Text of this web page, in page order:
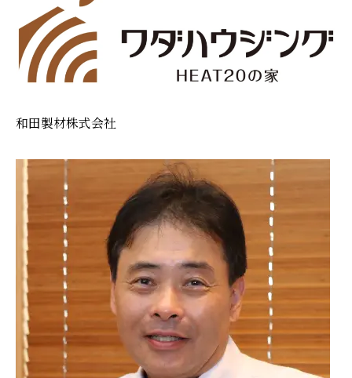
和田製材株式会社